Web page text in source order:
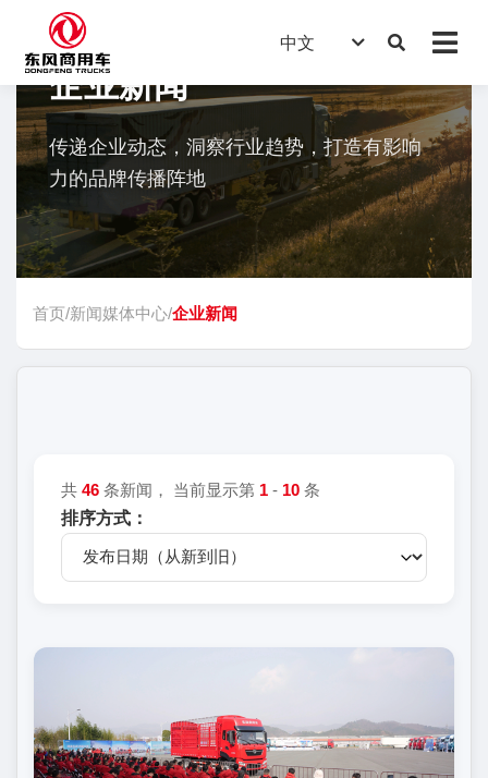
中文
企业新闻
传递企业动态，洞察行业趋势，打造有影响
力的品牌传播阵地
首页/新闻媒体中心/企业新闻
共 46 条新闻， 当前显示第 1 - 10 条
排序方式：